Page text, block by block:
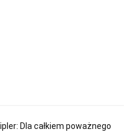
Dla całkiem poważnego